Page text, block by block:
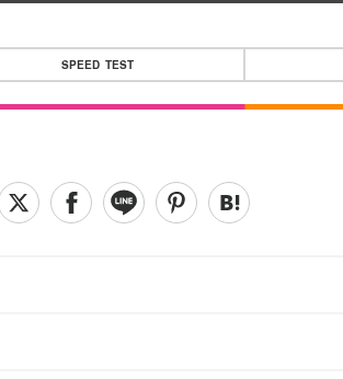
SPEED TEST